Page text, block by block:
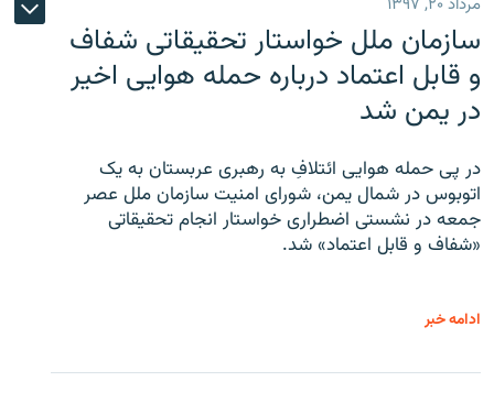
سازمان ملل خواستار تحقیقاتی شفاف
و قابل اعتماد درباره حمله هوایی اخیر
در یمن شد
در پی حمله هوایی ائتلافِ به رهبری عربستان به یک
اتوبوس در شمال یمن، شورای امنیت سازمان ملل عصر
جمعه در نشستی اضطراری خواستار انجام تحقیقاتی
«شفاف و قابل اعتماد» شد.
ادامه خبر